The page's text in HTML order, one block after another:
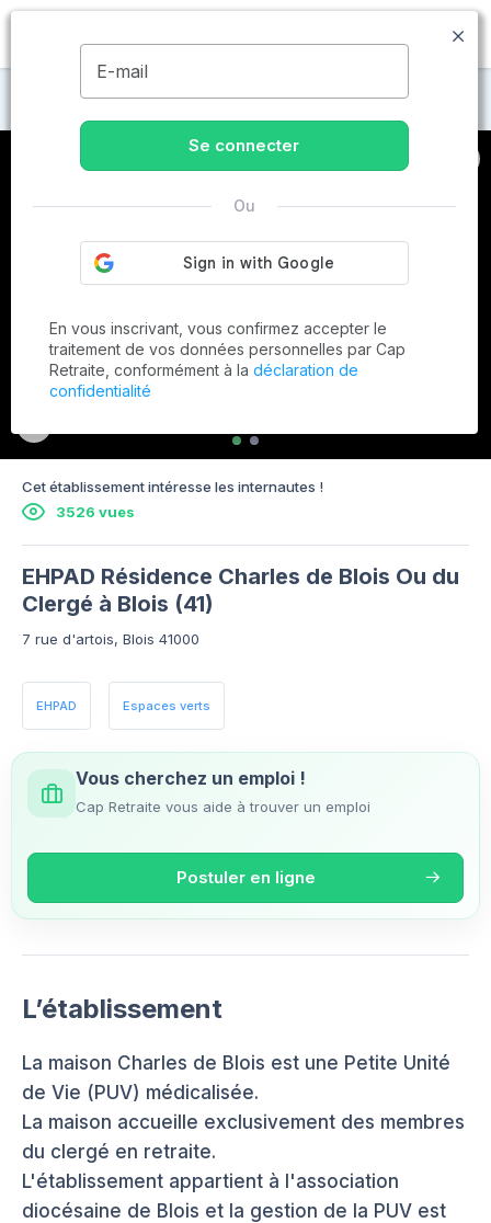
MENU
Maisons de retraite à Blois
Cet établissement intéresse les internautes !
3526 vues
EHPAD Résidence Charles de Blois Ou du
Clergé à Blois (41)
7 rue d'artois, Blois 41000
EHPAD Espaces verts
Vous cherchez un emploi !
Cap Retraite vous aide à trouver un emploi
Postuler en ligne
L’établissement
La maison Charles de Blois est une Petite Unité
de Vie (PUV) médicalisée.
La maison accueille exclusivement des membres
du clergé en retraite.
L'établissement appartient à l'association
diocésaine de Blois et la gestion de la PUV est
E-mail
Se connecter
Ou
En vous inscrivant, vous confirmez accepter le
traitement de vos données personnelles par Cap
Retraite, conformément à la déclaration de
confidentialité